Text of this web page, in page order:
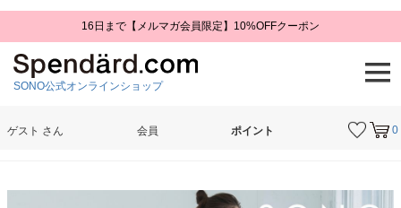
16日まで【メルマガ会員限定】10%OFFクーポン
SONO公式オンラインショップ
0
ゲスト さん 会員 ポイント